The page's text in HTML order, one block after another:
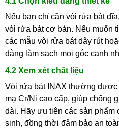
Nếu bạn chỉ cần vòi rửa bát
vòi rửa bát cơ bản. Nếu muốn
các mẫu vòi rửa bát dây rút
dàng làm sạch mọi góc cạnh
4.2 Xem xét chất liệu
Vòi rửa bát INAX thường
mạ Cr/Ni cao cấp, giúp chống
dài. Hãy ưu tiên các sản phẩm
sinh, đồng thời đảm bảo an